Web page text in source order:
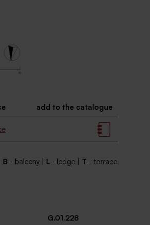
add to the catalogue
B - balcony | L - lodge | T - terrace
G.01.228